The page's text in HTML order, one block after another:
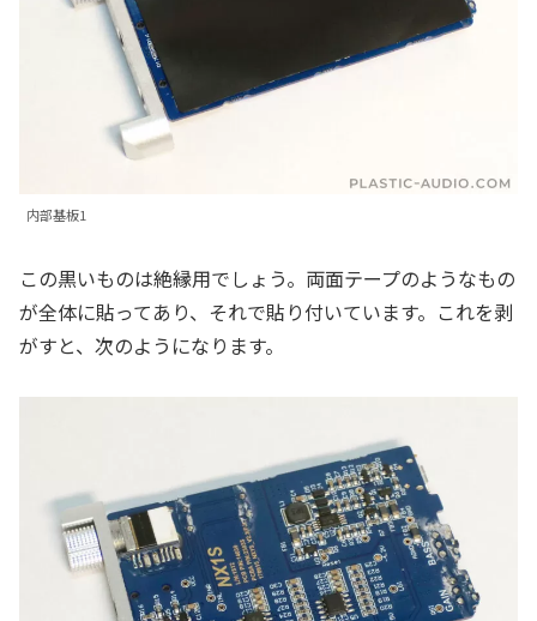
内部基板1
この黒いものは絶縁用でしょう。両面テープのようなもの
が全体に貼ってあり、それで貼り付いています。これを剥
がすと、次のようになります。